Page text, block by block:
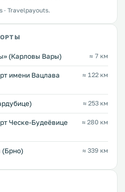
· Travelpayouts.
(Карловы Вары) ≈ 7 км
имени Вацлава
≈ 122 км
≈ 253 км
Ческе-Будеёвице
≈ 280 км
(Брно) ≈ 339 км